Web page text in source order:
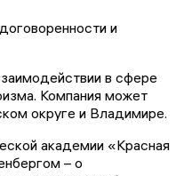
и
в сфере
Компания может
округе и Владимире.
академии «Красная
– о